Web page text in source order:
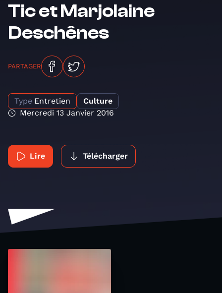
Tic et Marjolaine
Deschênes
PARTAGER
Type Entretien
Culture
Mercredi 13 Janvier 2016
Lire Télécharger